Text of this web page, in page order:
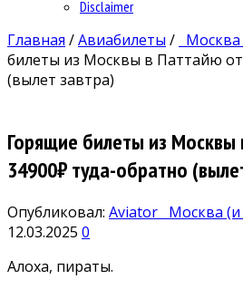
Disclaimer
Главная /Авиабилеты /
билеты из Москвы в Паттайю
(вылет завтра)
Горящие билеты из Москвы
34900₽ туда-обратно
Опубликовал: Aviator Москва
12.03.2025 0
Алоха, пираты.